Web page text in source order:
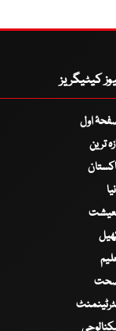
کیٹیگریز
اول
ترین